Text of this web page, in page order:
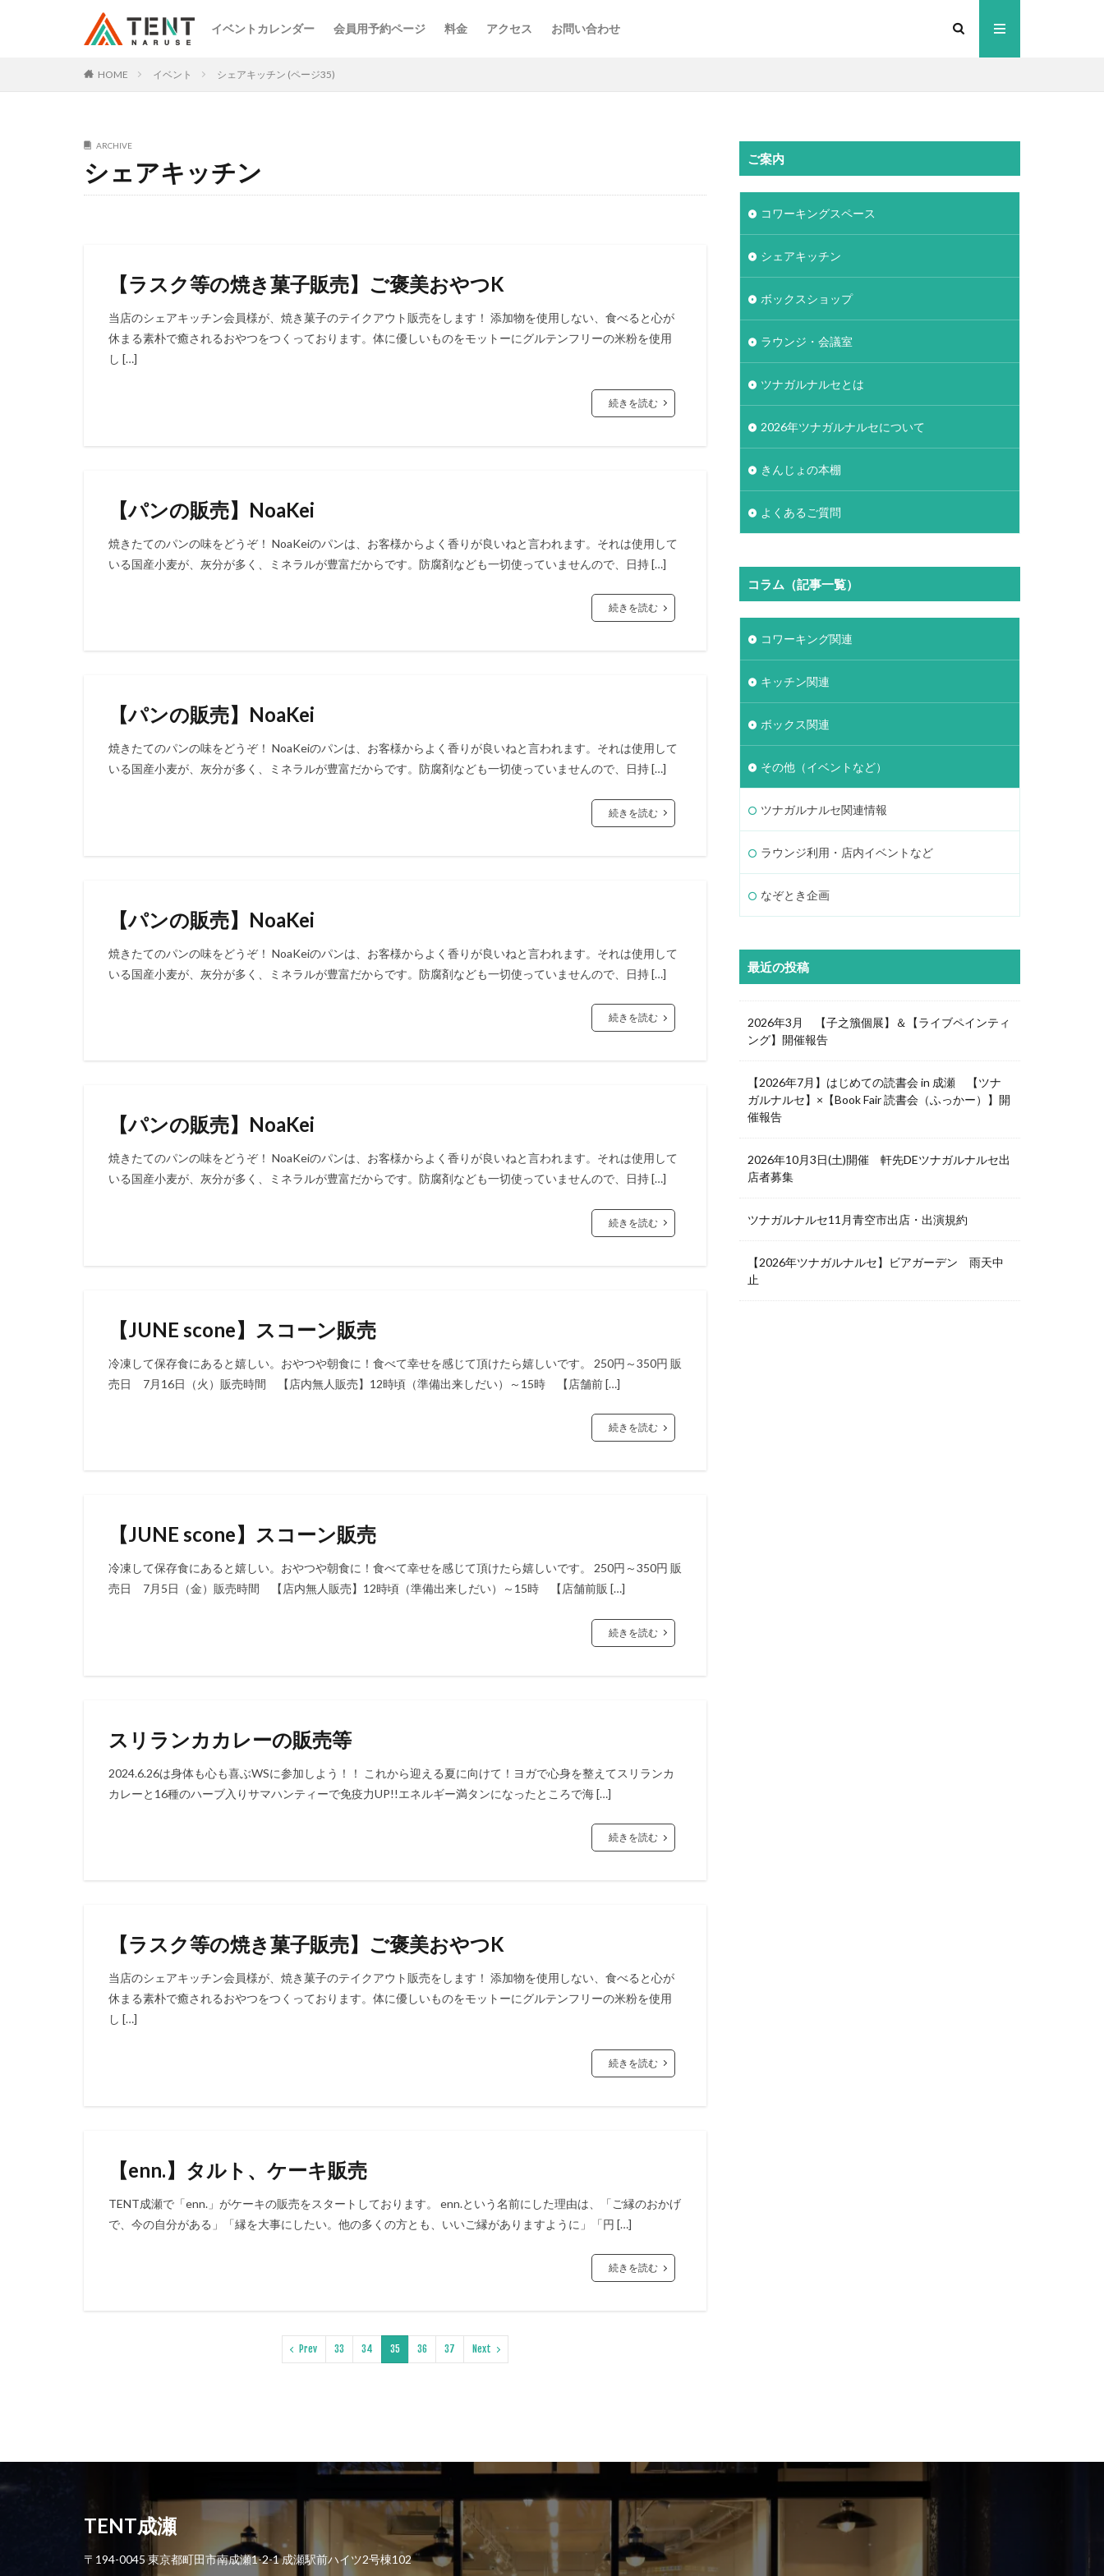
イベントカレンダー 会員用予約ページ 料金 アクセス お問い合わせ
HOME イベント シェアキッチン (ページ35)
ARCHIVE
シェアキッチン
【ラスク等の焼き菓子販売】ご褒美おやつK
当店のシェアキッチン会員様が、焼き菓子のテイクアウト販売をします！ 添加物を使用しない、食べると心が
休まる素朴で癒されるおやつをつくっております。体に優しいものをモットーにグルテンフリーの米粉を使用
し […]
続きを読む
【パンの販売】NoaKei
焼きたてのパンの味をどうぞ！ NoaKeiのパンは、お客様からよく香りが良いねと言われます。それは使用して
いる国産小麦が、灰分が多く、ミネラルが豊富だからです。防腐剤なども一切使っていませんので、日持 […]
続きを読む
【パンの販売】NoaKei
焼きたてのパンの味をどうぞ！ NoaKeiのパンは、お客様からよく香りが良いねと言われます。それは使用して
いる国産小麦が、灰分が多く、ミネラルが豊富だからです。防腐剤なども一切使っていませんので、日持 […]
続きを読む
【パンの販売】NoaKei
焼きたてのパンの味をどうぞ！ NoaKeiのパンは、お客様からよく香りが良いねと言われます。それは使用して
いる国産小麦が、灰分が多く、ミネラルが豊富だからです。防腐剤なども一切使っていませんので、日持 […]
続きを読む
【パンの販売】NoaKei
焼きたてのパンの味をどうぞ！ NoaKeiのパンは、お客様からよく香りが良いねと言われます。それは使用して
いる国産小麦が、灰分が多く、ミネラルが豊富だからです。防腐剤なども一切使っていませんので、日持 […]
続きを読む
【JUNE scone】スコーン販売
冷凍して保存食にあると嬉しい。おやつや朝食に！食べて幸せを感じて頂けたら嬉しいです。 250円～350円 販
売日 7月16日（火）販売時間 【店内無人販売】12時頃（準備出来しだい）～15時 【店舗前 […]
続きを読む
【JUNE scone】スコーン販売
冷凍して保存食にあると嬉しい。おやつや朝食に！食べて幸せを感じて頂けたら嬉しいです。 250円～350円 販
売日 7月5日（金）販売時間 【店内無人販売】12時頃（準備出来しだい）～15時 【店舗前販 […]
続きを読む
スリランカカレーの販売等
2024.6.26は身体も心も喜ぶWSに参加しよう！！ これから迎える夏に向けて！ヨガで心身を整えてスリランカ
カレーと16種のハーブ入りサマハンティーで免疫力UP!!エネルギー満タンになったところで海 […]
続きを読む
【ラスク等の焼き菓子販売】ご褒美おやつK
当店のシェアキッチン会員様が、焼き菓子のテイクアウト販売をします！ 添加物を使用しない、食べると心が
休まる素朴で癒されるおやつをつくっております。体に優しいものをモットーにグルテンフリーの米粉を使用
し […]
続きを読む
【enn.】タルト、ケーキ販売
TENT成瀬で「enn.」がケーキの販売をスタートしております。 enn.という名前にした理由は、「ご縁のおかげ
で、今の自分がある」「縁を大事にしたい。他の多くの方とも、いいご縁がありますように」「円 […]
続きを読む
Prev 33 34 35 36 37 Next
ご案内
コワーキングスペース
シェアキッチン
ボックスショップ
ラウンジ・会議室
ツナガルナルセとは
2026年ツナガルナルセについて
きんじょの本棚
よくあるご質問
コラム（記事一覧）
コワーキング関連
キッチン関連
ボックス関連
その他（イベントなど）
ツナガルナルセ関連情報
ラウンジ利用・店内イベントなど
なぞとき企画
最近の投稿
2026年3月 【子之籏個展】＆【ライブペインティ
ング】開催報告
【2026年7月】はじめての読書会 in 成瀬 【ツナ
ガルナルセ】×【Book Fair 読書会（ふっかー）】開
催報告
2026年10月3日(土)開催 軒先DEツナガルナルセ出
店者募集
ツナガルナルセ11月青空市出店・出演規約
【2026年ツナガルナルセ】ビアガーデン 雨天中
止
TENT成瀬
〒194-0045 東京都町田市南成瀬1-2-1 成瀬駅前ハイツ2号棟102